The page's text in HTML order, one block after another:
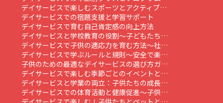
デイサービスで楽しむスポーツとアクティブ…
デイサービスでの宿題支援と学習サポート
デイサービスで育む自己肯定感の向上方法
デイサービスと学校教育の役割～子どもたち…
デイサービスで子供の適応力を育む方法～社…
デイサービスで学ぶルールと規則～安全で楽…
子供のための最適なデイサービスの選び方ガ…
デイサービスで楽しむ季節ごとのイベントと…
デイサービスと学業の両立：子供たちの成長…
デイサービスでの体育活動と健康促進～子供…